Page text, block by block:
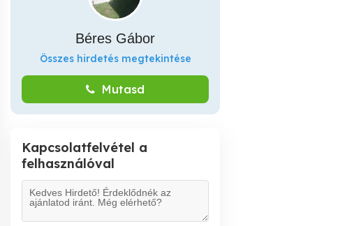
Béres Gábor
Összes hirdetés megtekintése
Mutasd
Kapcsolatfelvétel a
felhasználóval